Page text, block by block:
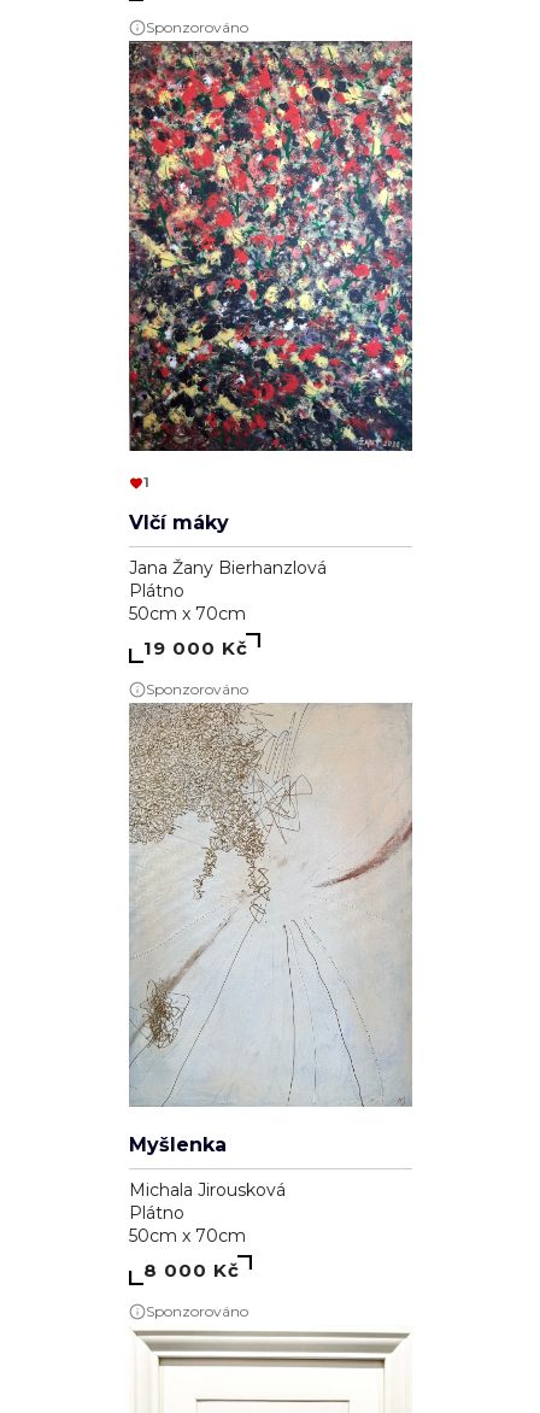
Sponzorováno
1
Vlčí máky
Jana Žany Bierhanzlová
Plátno
50cm x 70cm
19 000 Kč
Sponzorováno
Myšlenka
Michala Jirousková
Plátno
50cm x 70cm
8 000 Kč
Sponzorováno